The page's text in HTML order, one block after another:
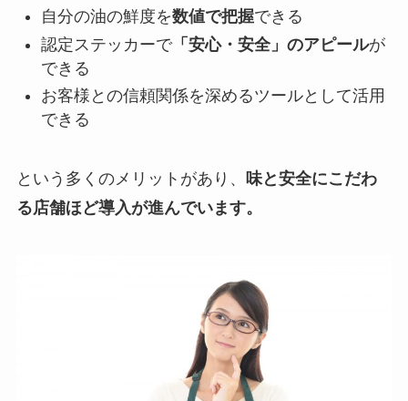
自分の油の鮮度を数値で把握できる
認定ステッカーで「安心・安全」のアピールが
できる
お客様との信頼関係を深めるツールとして活用
できる
という多くのメリットがあり、 味と安全にこだわ
る店舗ほど導入が進んでいます。